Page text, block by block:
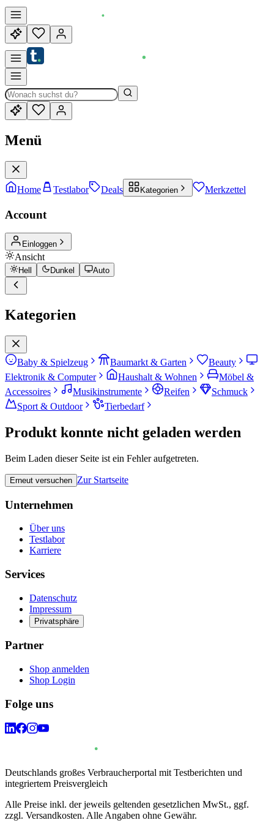
Menü
Home Testlabor Deals Kategorien Merkzettel
Account
Einloggen
Ansicht
Hell Dunkel Auto
Kategorien
Baby & Spielzeug Baumarkt & Garten
Beauty
Elektronik & Computer
Haushalt & Wohnen
Möbel &
Accessoires
Musikinstrumente Reifen
Schmuck
Sport & Outdoor
Tierbedarf
Produkt konnte nicht geladen werden
Beim Laden dieser Seite ist ein Fehler aufgetreten.
Erneut versuchen Zur Startseite
Unternehmen
Über uns
Testlabor
Karriere
Services
Datenschutz
Impressum
Privatsphäre
Partner
Shop anmelden
Shop Login
Folge uns
Deutschlands großes Verbraucherportal mit Testberichten und
integriertem Preisvergleich
Alle Preise inkl. der jeweils geltenden gesetzlichen MwSt., ggf.
zzgl. Versandkosten. Alle Angaben ohne Gewähr.